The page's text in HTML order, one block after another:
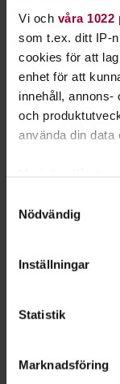
Vi och våra 1022
som t.ex. ditt IP-
cookies för att
enhet för att
innehåll, annons-
och
använda din data
som kan ha
Du kan ändra
För att du ska få
Nödvändig
Inställningar
Statistik
Marknadsföring
Se våra
Upptäck,
Föreläsning:
Bua hamn
Varberg